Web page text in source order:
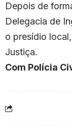
Depois de
Delegacia de
o presídio
Justiça.
Com Polícia